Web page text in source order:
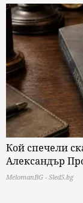
Кой спечели
Александър
MelomanBG - Sled5.bg